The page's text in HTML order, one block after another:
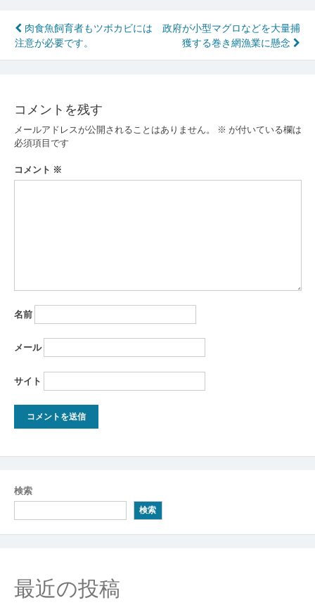
投
稿
ビ
ゲ
ー
シ
肉食魚飼育者もツボカビには
注意が必要です。
政府が小型マグロなどを大量捕
獲する巻き網漁業に懸念
コメントを残す
メールアドレスが公開されることはありません。 ※ が付いている欄は
必須項目です
コメント ※
名前
メール
サイト
検索
検索
最近の投稿